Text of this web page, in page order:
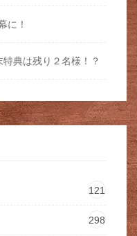
に！
典は残り２名様！？
121
298